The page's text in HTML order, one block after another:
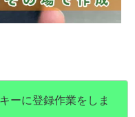
ーに登録作業をしま